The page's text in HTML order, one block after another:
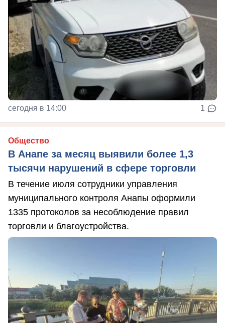
сегодня в 14:00 1
Общество
В Анапе за месяц выявили более 1,3
тысячи нарушений в сфере торговли
В течение июля сотрудники управления
муниципального контроля Анапы оформили
1335 протоколов за несоблюдение правил
торговли и благоустройства.